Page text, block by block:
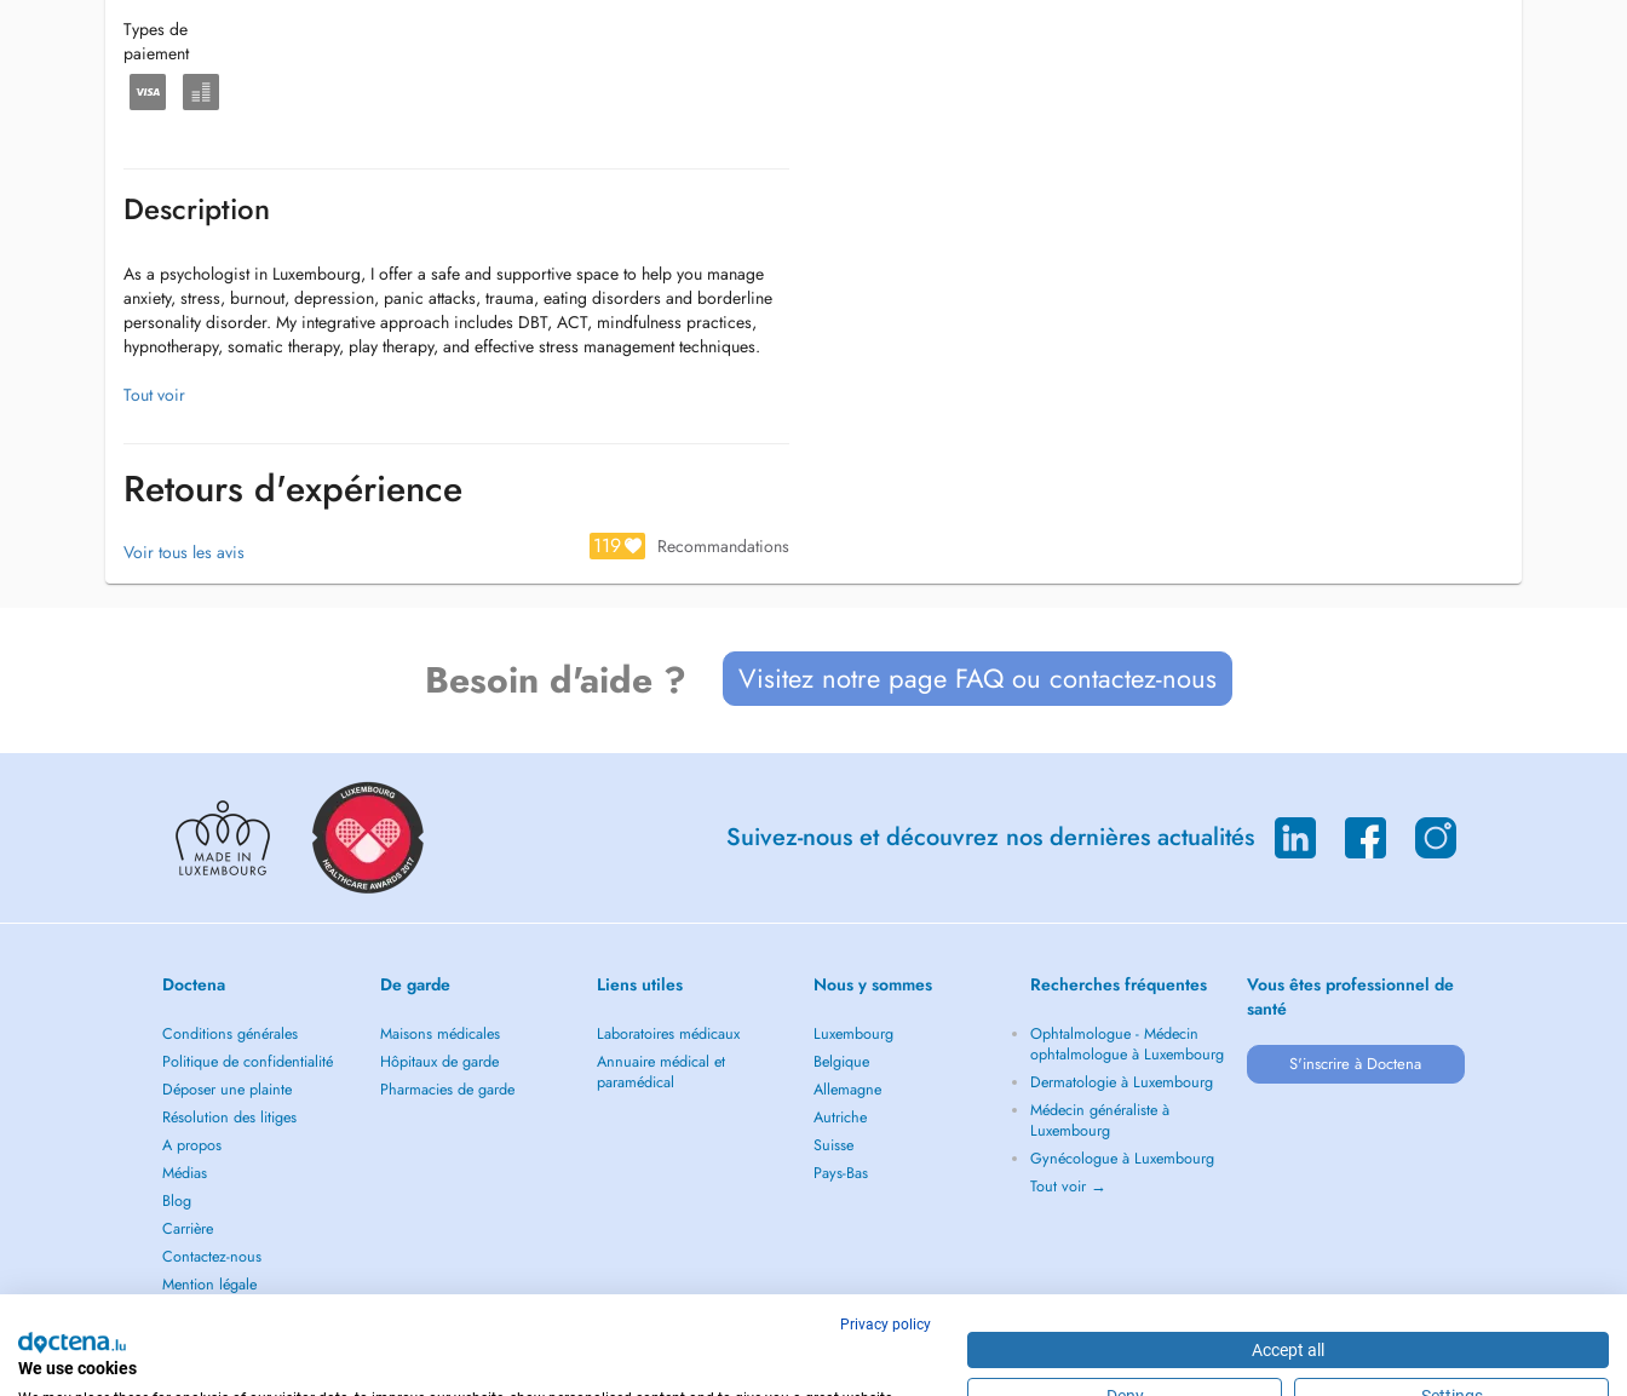
Types de
paiement
Description
As a psychologist in Luxembourg, I offer a safe and supportive space to help you manage
anxiety, stress, burnout, depression, panic attacks, trauma, eating disorders and borderline
personality disorder. My integrative approach includes DBT, ACT, mindfulness practices,
hypnotherapy, somatic therapy, play therapy, and effective stress management techniques.
I work with adults, teenagers, and children facing emotional regulation issues, offering
Take the first step toward lasting well-being with a psychologist in Luxembourg, supporting
clarity, resilience, and inner peace.
Sessions are non-refundable by the CNS.
Cancellations made within 24 hours of the scheduled appointment will incur a charge.
Tout voir
Retours d'expérience
Voir tous les avis 119 Recommandations
Besoin d'aide ? Visitez notre page FAQ ou contactez-nous
Suivez-nous et découvrez nos dernières actualités
Doctena
Conditions générales
Politique de confidentialité
Déposer une plainte
Résolution des litiges
A propos
Médias
Blog
Carrière
Contactez-nous
Mention légale
De garde
Maisons médicales
Hôpitaux de garde
Pharmacies de garde
Liens utiles
Laboratoires médicaux
Annuaire médical et
paramédical
Nous y sommes
Luxembourg
Belgique
Allemagne
Autriche
Suisse
Pays-Bas
Recherches fréquentes
Ophtalmologue - Médecin
ophtalmologue à Luxembourg
Dermatologie à Luxembourg
Médecin généraliste à
Luxembourg
Gynécologue à Luxembourg
Tout voir →
Vous êtes professionnel de
santé
S'inscrire à Doctena
Privacy policy
We use cookies
Accept all